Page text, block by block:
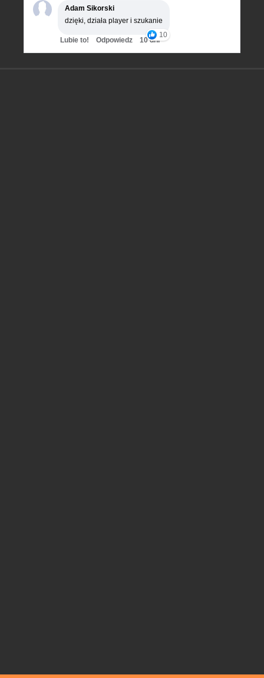
Adam Sikorski
dzięki, działa player i szukanie
10
Lubie to! Odpowiedz 10 dni